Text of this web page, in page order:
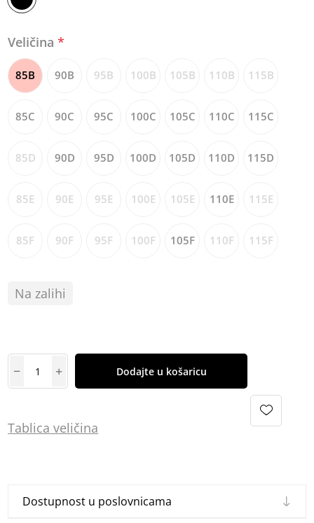
Veličina*
85B 90B 95B 100B 105B 110B 115B
85C 90C 95C 100C 105C 110C 115C
85D 90D 95D 100D 105D 110D 115D
85E 90E 95E 100E 105E 110E 115E
85F 90F 95F 100F 105F 110F 115F
Na zalihi
Dodajte u košaricu
Tablica veličina
Dostupnost u poslovnicama